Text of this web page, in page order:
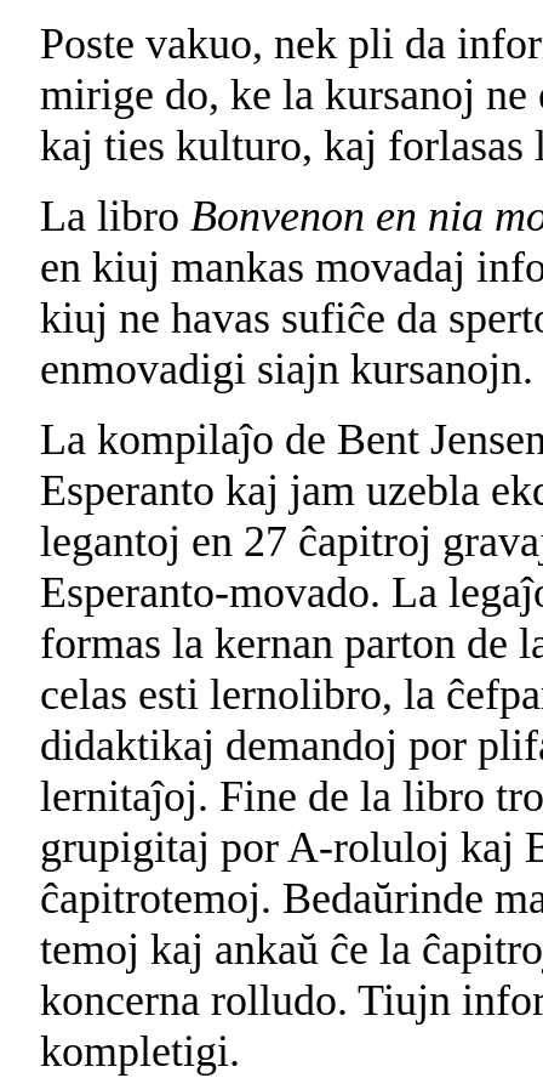
Poste vakuo, nek pli da
mirige do, ke la kursanoj
kaj ties kulturo, kaj forlasas
La libro Bonvenon en nia
en kiuj mankas movadaj
kiuj ne havas sufiĉe da
enmovadigi siajn kursanojn.
La kompilaĵo de Bent
Esperanto kaj jam uzebla
legantoj en 27 ĉapitroj
Esperanto-movado. La
formas la kernan parton de
celas esti lernolibro, la
didaktikaj demandoj por
lernitaĵoj. Fine de la libro
grupigitaj por A-roluloj kaj
ĉapitrotemoj. Bedaŭrinde
temoj kaj ankaŭ ĉe la
koncerna rolludo. Tiujn
kompletigi.